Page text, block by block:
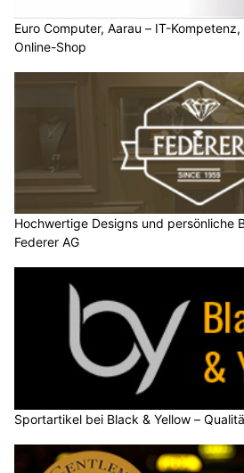
Euro Computer, Aarau – IT-
Online-Shop
Hochwertige Designs und persönliche
Federer AG
Sportartikel bei Black & Yellow –